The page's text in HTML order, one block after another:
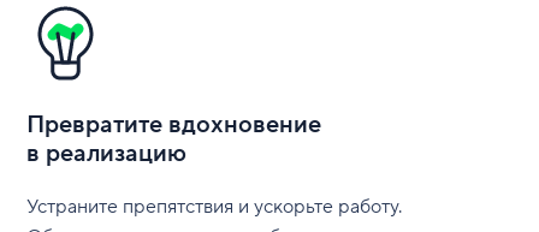
Превратите вдохновение
в реализацию
Устраните препятствия и ускорьте работу.